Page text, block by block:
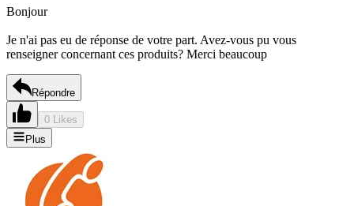
Bonjour
Je n'ai pas eu de réponse de votre part. Avez-vous pu vous
renseigner concernant ces produits? Merci beaucoup
Répondre
0 Likes
Plus